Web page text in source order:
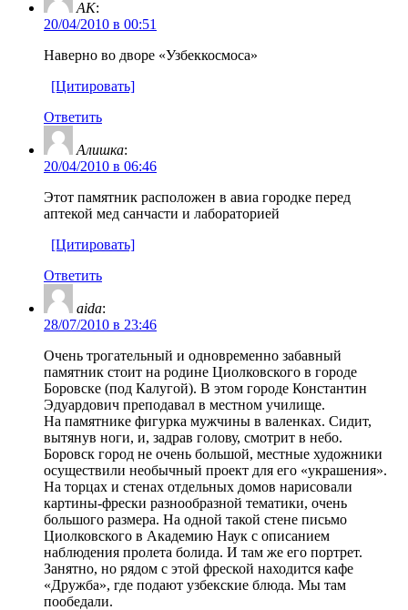
AK:
20/04/2010 в 00:51
Наверно во дворе «Узбеккосмоса»
[Цитировать]
Ответить
Алишка:
20/04/2010 в 06:46
Этот памятник расположен в авиа городке перед
аптекой мед санчасти и лабораторией
[Цитировать]
Ответить
aida:
28/07/2010 в 23:46
Очень трогательный и одновременно забавный
памятник стоит на родине Циолковского в городе
Боровске (под Калугой). В этом городе Константин
Эдуардович преподавал в местном училище.
На памятнике фигурка мужчины в валенках. Сидит,
вытянув ноги, и, задрав голову, смотрит в небо.
Боровск город не очень большой, местные художники
осуществили необычный проект для его «украшения».
На торцах и стенах отдельных домов нарисовали
картины-фрески разнообразной тематики, очень
большого размера. На одной такой стене письмо
Циолковского в Академию Наук с описанием
наблюдения пролета болида. И там же его портрет.
Занятно, но рядом с этой фреской находится кафе
«Дружба», где подают узбекские блюда. Мы там
пообедали.